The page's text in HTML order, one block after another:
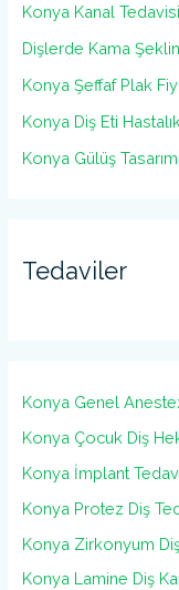
Konya Kanal
Dişlerde Kama
Konya Şeffaf Plak
Konya Diş Eti
Konya Gülüş
Tedaviler
Konya Genel
Konya Çocuk Diş
Konya İmplant
Konya Protez Diş
Konya Zirkonyum
Konya Lamine Diş